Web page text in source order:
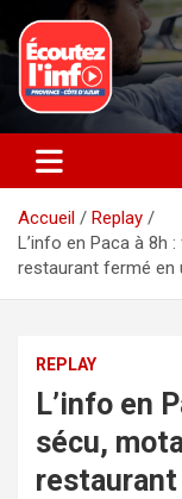
au
contenu
Ecoutez
La radio du quotidien
Accueil
Replay
L’info en Paca à 8h
restaurant fermé en
REPLAY
L’info en
sécu,